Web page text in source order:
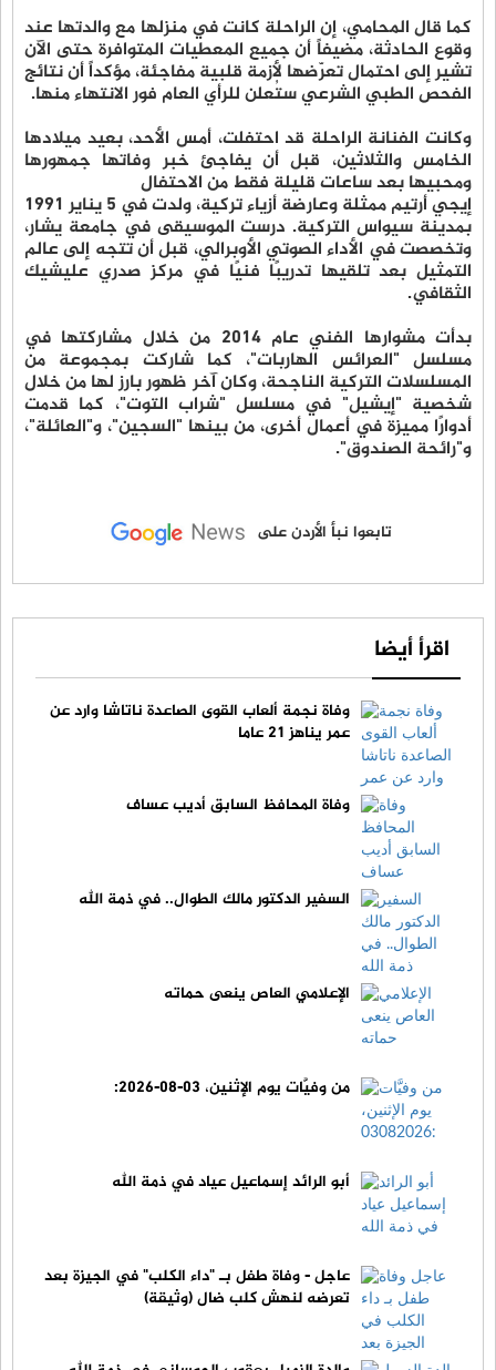
كما قال المحامي، إن الراحلة كانت في منزلها مع والدتها عند
وقوع الحادثة، مضيفاً أن جميع المعطيات المتوافرة حتى الآن
تشير إلى احتمال تعرّضها لأزمة قلبية مفاجئة، مؤكداً أن نتائج
الفحص الطبي الشرعي ستُعلن للرأي العام فور الانتهاء منها.
وكانت الفنانة الراحلة قد احتفلت، أمس الأحد، بعيد ميلادها
الخامس والثلاثين، قبل أن يفاجئ خبر وفاتها جمهورها
ومحبيها بعد ساعات قليلة فقط من الاحتفال
إيجي أرتيم ممثلة وعارضة أزياء تركية، ولدت في 5 يناير 1991
بمدينة سيواس التركية. درست الموسيقى في جامعة يشار،
وتخصصت في الأداء الصوتي الأوبرالي، قبل أن تتجه إلى عالم
التمثيل بعد تلقيها تدريبًا فنيًا في مركز صدري عليشيك
الثقافي.
بدأت مشوارها الفني عام 2014 من خلال مشاركتها في
مسلسل "العرائس الهاربات"، كما شاركت بمجموعة من
المسلسلات التركية الناجحة، وكان آخر ظهور بارز لها من خلال
شخصية "إيشيل" في مسلسل "شراب التوت"، كما قدمت
أدوارًا مميزة في أعمال أخرى، من بينها "السجين"، و"العائلة"،
و"رائحة الصندوق".
تابعوا نبأ الأردن على
اقرأ أيضا
وفاة نجمة ألعاب القوى الصاعدة ناتاشا وارد عن
عمر يناهز 21 عاما
وفاة المحافظ السابق أديب عساف
السفير الدكتور مالك الطوال.. في ذمة الله
الإعلامي العاص ينعى حماته
من وفيَّات يوم الإثنين، 03-08-2026:
أبو الرائد إسماعيل عياد في ذمة الله
عاجل - وفاة طفل بـ "داء الكلب" في الجيزة بعد
تعرضه لنهش كلب ضال (وثيقة)